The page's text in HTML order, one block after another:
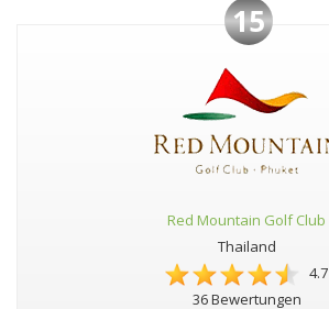
15
Red Mountain Golf Club
Thailand
4.7
36 Bewertungen